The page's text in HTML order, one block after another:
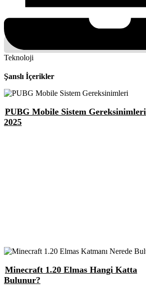
Teknoloji
Şanslı İçerikler
PUBG Mobile Sistem Gereksinimleri
2025
Minecraft 1.20 Elmas Hangi Katta
Bulunur?